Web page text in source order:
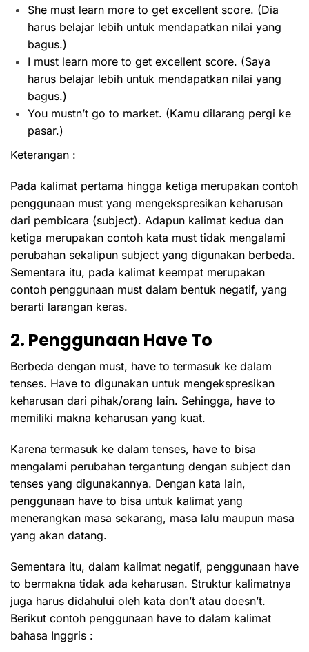
She must learn more to get excellent score. (Dia
harus belajar lebih untuk mendapatkan nilai yang
bagus.)
I must learn more to get excellent score. (Saya
harus belajar lebih untuk mendapatkan nilai yang
bagus.)
You mustn’t go to market. (Kamu dilarang pergi ke
pasar.)
Keterangan :
Pada kalimat pertama hingga ketiga merupakan contoh
penggunaan must yang mengekspresikan keharusan
dari pembicara (subject). Adapun kalimat kedua dan
ketiga merupakan contoh kata must tidak mengalami
perubahan sekalipun subject yang digunakan berbeda.
Sementara itu, pada kalimat keempat merupakan
contoh penggunaan must dalam bentuk negatif, yang
berarti larangan keras.
2. Penggunaan Have To
Berbeda dengan must, have to termasuk ke dalam
tenses. Have to digunakan untuk mengekspresikan
keharusan dari pihak/orang lain. Sehingga, have to
memiliki makna keharusan yang kuat.
Karena termasuk ke dalam tenses, have to bisa
mengalami perubahan tergantung dengan subject dan
tenses yang digunakannya. Dengan kata lain,
penggunaan have to bisa untuk kalimat yang
menerangkan masa sekarang, masa lalu maupun masa
yang akan datang.
Sementara itu, dalam kalimat negatif, penggunaan have
to bermakna tidak ada keharusan. Struktur kalimatnya
juga harus didahului oleh kata don’t atau doesn’t.
Berikut contoh penggunaan have to dalam kalimat
bahasa Inggris :